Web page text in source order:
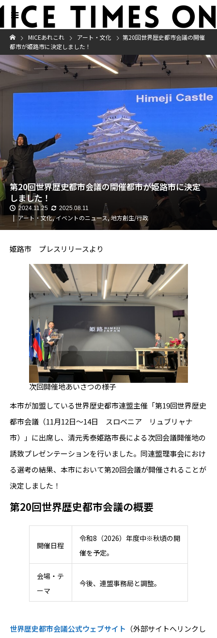
MICEあれこれ アート・文化
第20回世界歴史都市会議の開催
都市が姫路市に決定しました！
第20回世界歴史都市会議の開催都市が姫路市に決定
しました！
2024.11.25 2025.08.11
アート・文化,イベントのニュース,地方創生/行政
姫路市 プレスリリースより
次回開催地あいさつの様子
本市が加盟している世界歴史都市連盟主催「第19回世界歴史
都市会議（11月12日～14日 スロベニア リュブリャナ
市）」に出席し、清元秀泰姫路市長による次回会議開催地の
誘致プレゼンテーションを行いました。同連盟理事会におけ
る選考の結果、本市において第20回会議が開催されることが
決定しました！
第20回世界歴史都市会議の概要
開催日程
令和8（2026）年度中※秋頃の開
催を予定。
会場・テ
ーマ
今後、連盟事務局と調整。
世界歴史都市会議公式ウェブサイト （外部サイトへリンクし